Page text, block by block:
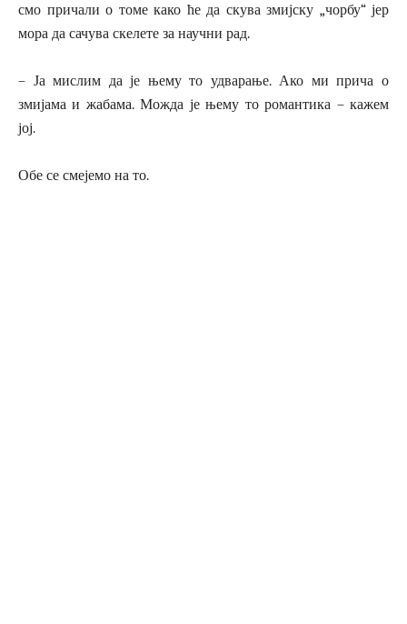
смо причали о томе како ће да скува змијску „чорбу“ јер
мора да сачува скелете за научни рад.
– Ја мислим да је њему то удварање. Ако ми прича о
змијама и жабама. Можда је њему то романтика – кажем
јој.
Обе се смејемо на то.